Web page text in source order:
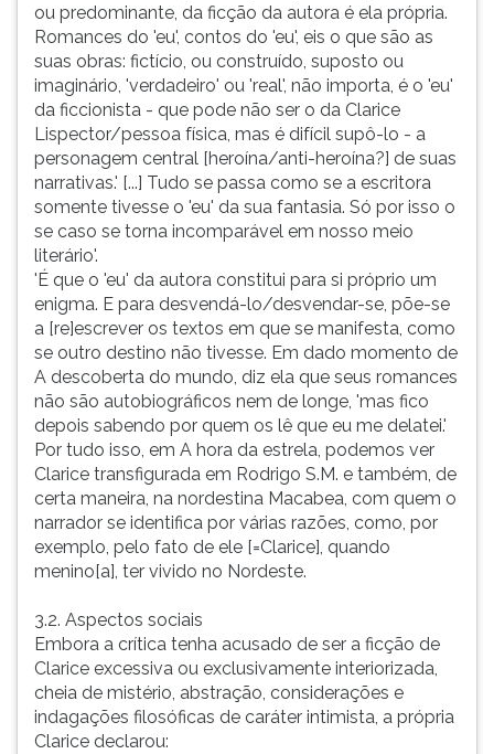
ou predominante, da ficção da autora é ela própria.
Romances do 'eu', contos do 'eu', eis o que são as
suas obras: fictício, ou construído, suposto ou
imaginário, 'verdadeiro' ou 'real', não importa, é o 'eu'
da ficcionista - que pode não ser o da Clarice
Lispector/pessoa física, mas é difícil supô-lo - a
personagem central [heroína/anti-heroína?] de suas
narrativas.' [...] Tudo se passa como se a escritora
somente tivesse o 'eu' da sua fantasia. Só por isso o
se caso se torna incomparável em nosso meio
literário'.
'É que o 'eu' da autora constitui para si próprio um
enigma. E para desvendá-lo/desvendar-se, põe-se
a [re]escrever os textos em que se manifesta, como
se outro destino não tivesse. Em dado momento de
A descoberta do mundo, diz ela que seus romances
não são autobiográficos nem de longe, 'mas fico
depois sabendo por quem os lê que eu me delatei.'
Por tudo isso, em A hora da estrela, podemos ver
Clarice transfigurada em Rodrigo S.M. e também, de
certa maneira, na nordestina Macabea, com quem o
narrador se identifica por várias razões, como, por
exemplo, pelo fato de ele [=Clarice], quando
menino[a], ter vivido no Nordeste.
3.2. Aspectos sociais
Embora a crítica tenha acusado de ser a ficção de
Clarice excessiva ou exclusivamente interiorizada,
cheia de mistério, abstração, considerações e
indagações filosóficas de caráter intimista, a própria
Clarice declarou: